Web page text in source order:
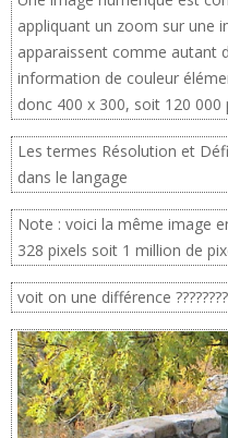
appliquant un zoom sur une
apparaissent comme autant
information de couleur
donc 400 x 300, soit 120
Les termes Résolution et
dans le langage
Note : voici la même image
328 pixels soit 1 million de
voit on une différence